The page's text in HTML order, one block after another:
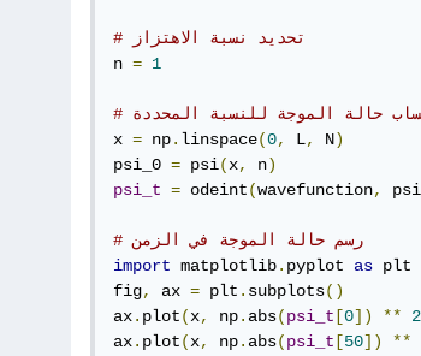
# تحديد نسبة الاهتزاز
n = 1
حساب حالة الموجة للنسبة المحددة
x = np. linspace(0, L, N)
psi_0 = psi(x, n)
psi_t = odeint(wavefunction,
# رسم حالة الموجة في الزمن
import matplotlib. pyplot as plt
fig, ax = plt . subplots()
ax. plot(x, np. abs(psi_t [0]) ** 2
ax. plot(x, np. abs(psi_t [50]) **